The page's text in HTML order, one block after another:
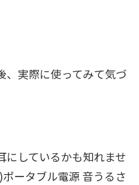
、実際に使ってみて気づ
にしているかも知れませ
ータブル電源 音うるさ